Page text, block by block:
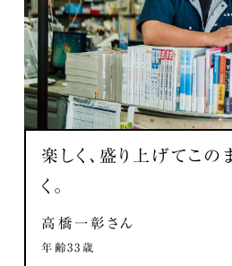
楽しく、盛り上げてこの
く。
高橋一彰さん
年齢33歳